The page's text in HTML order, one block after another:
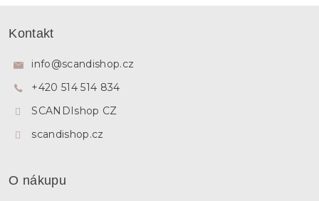
Kontakt
info@scandishop.cz
+420 514 514 834
SCANDIshop CZ
scandishop.cz
O nákupu